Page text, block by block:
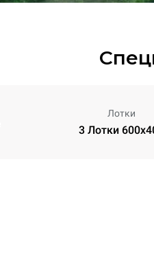
Лотки
3 Лотки